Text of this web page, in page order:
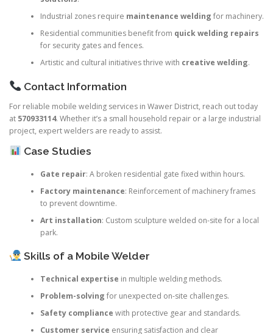
Industrial zones require maintenance welding for machinery.
Residential communities benefit from quick welding repairs
for security gates and fences.
Artistic and cultural initiatives thrive with creative welding.
Contact Information
For reliable mobile welding services in Wawer District, reach out today
at 570933114. Whether it’s a small household repair or a large industrial
project, expert welders are ready to assist.
Case Studies
Gate repair: A broken residential gate fixed within hours.
Factory maintenance: Reinforcement of machinery frames
to prevent downtime.
Art installation: Custom sculpture welded on-site for a local
park.
Skills of a Mobile Welder
Technical expertise in multiple welding methods.
Problem-solving for unexpected on-site challenges.
Safety compliance with protective gear and standards.
Customer service ensuring satisfaction and clear